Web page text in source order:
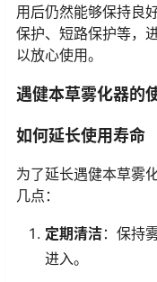
用后仍然能够保持良
保护、短路保护等，
以放心使用。
遇健本草雾化器的
如何延长使用寿命
为了延长遇健本草雾
几点：
定期清洁：保持
进入。